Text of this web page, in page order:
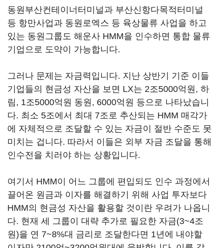
동원부산컨테이너터미널과 부산신항다목적터미널
등 항만사업과 동원로엑스 등 육상물류 사업을 하고
있는 동원그룹도 해운사 HMM을 인수하면 통합 물류
기업으로 도약이 가능합니다.
그러나 문제는 자금력입니다. 지난 상반기 기준 이들
기업들의 현금성 자산을 보면 LX는 2조5000억원, 하
림, 1조5000억원 동원, 6000억원 등으로 나타났습니
다. 최소 5조에서 최대 7조로 추산되는 HMM 매각가
에 자체적으로 조달할 수 있는 자금이 절반 수준도 못
미치는 겁니다. 따라서 이들은 외부 자금 조달을 통해
인수전을 치러야 하는 상황입니다.
여기서 HMM이 어느 그룹에 편입되도 인수 과정에서
끌어온 원금과 이자를 해결하기 위해 사업 투자보다
HMM의 현금성 자산을 활용할 것이란 우려가 나옵니
다. 현재 세 그룹이 대략 추가로 필요한 자금(3~4조
원)을 연 7~8%대 금리로 조달한다면 1년에 내야할